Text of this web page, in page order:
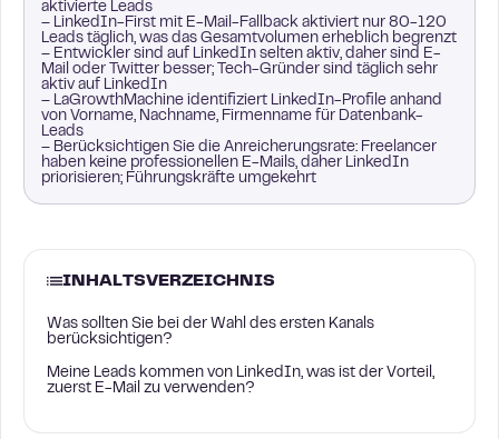
aktivierte Leads
– LinkedIn-First mit E-Mail-Fallback aktiviert nur 80-120
Leads täglich, was das Gesamtvolumen erheblich begrenzt
– Entwickler sind auf LinkedIn selten aktiv, daher sind E-
Mail oder Twitter besser; Tech-Gründer sind täglich sehr
aktiv auf LinkedIn
– LaGrowthMachine identifiziert LinkedIn-Profile anhand
von Vorname, Nachname, Firmenname für Datenbank-
Leads
– Berücksichtigen Sie die Anreicherungsrate: Freelancer
haben keine professionellen E-Mails, daher LinkedIn
priorisieren; Führungskräfte umgekehrt
INHALTSVERZEICHNIS
Was sollten Sie bei der Wahl des ersten Kanals
berücksichtigen?
Meine Leads kommen von LinkedIn, was ist der Vorteil,
zuerst E-Mail zu verwenden?